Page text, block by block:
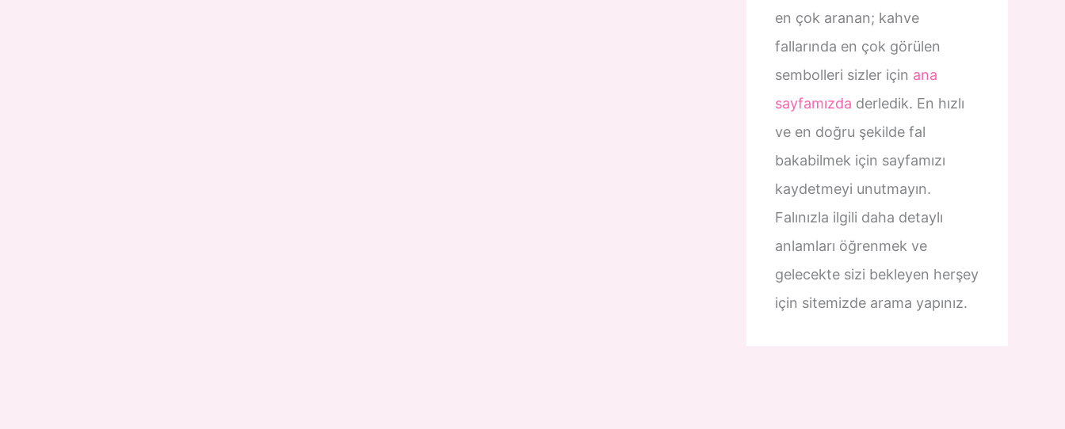
en çok aranan; kahve
fallarında en çok görülen
sembolleri sizler için ana
sayfamızda derledik. En hızlı
ve en doğru şekilde fal
bakabilmek için sayfamızı
kaydetmeyi unutmayın.
Falınızla ilgili daha detaylı
anlamları öğrenmek ve
gelecekte sizi bekleyen herşey
için sitemizde arama yapınız.